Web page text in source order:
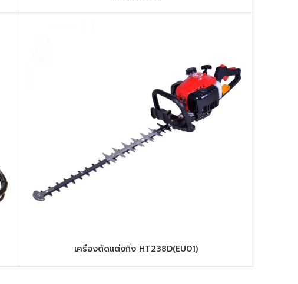
เครื่องตัดแต่งกิ่ง HT238D(EU01)